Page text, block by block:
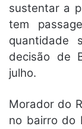
sustentar a
tem
quantidade
decisão de
julho.
Morador do
no bairro do